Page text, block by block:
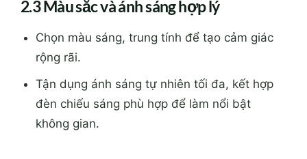
2.3 Màu sắc và ánh sáng hợp lý
Chọn màu sáng, trung tính để tạo cảm giác
rộng rãi.
Tận dụng ánh sáng tự nhiên tối đa, kết hợp
đèn chiếu sáng phù hợp để làm nổi bật
không gian.